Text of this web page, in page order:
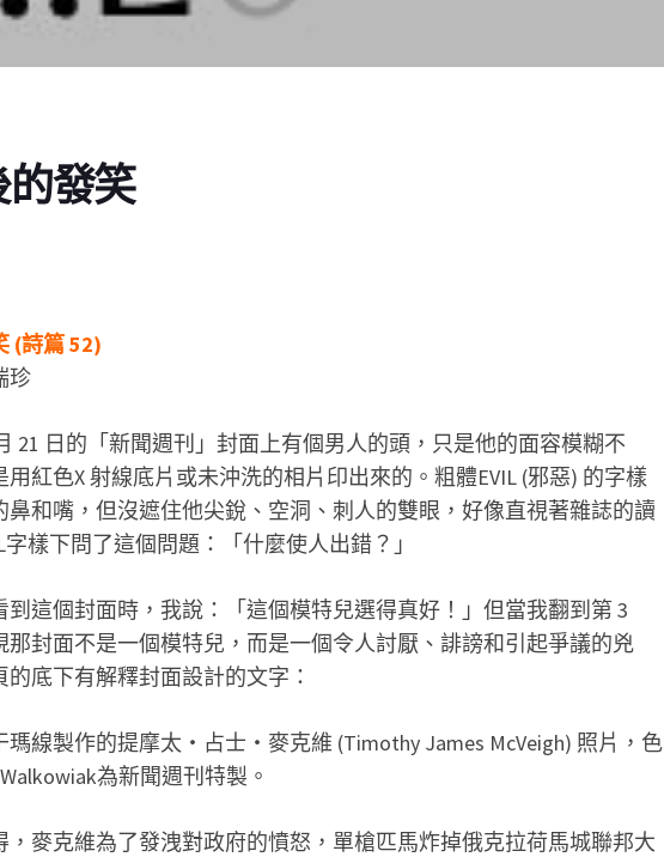
發笑
(詩篇 52)
珍
21 日的「新聞週刊」封面上有個男人的頭，只是他的面容模糊不
用紅色X 射線底片或未沖洗的相片印出來的。粗體EVIL (邪惡) 的字樣
鼻和嘴，但沒遮住他尖銳、空洞、刺人的雙眼，好像直視著雜誌的讀
字樣下問了這個問題：「什麼使人出錯？」
到這個封面時，我說：「這個模特兒選得真好！」但當我翻到第 3
那封面不是一個模特兒，而是一個令人討厭、誹謗和引起爭議的兇
的底下有解釋封面設計的文字：
瑪線製作的提摩太‧占士‧麥克維 (Timothy James McVeigh) 照片，色
為新聞週刊特製。
，麥克維為了發洩對政府的憤怒，單槍匹馬炸掉俄克拉荷馬城聯邦大